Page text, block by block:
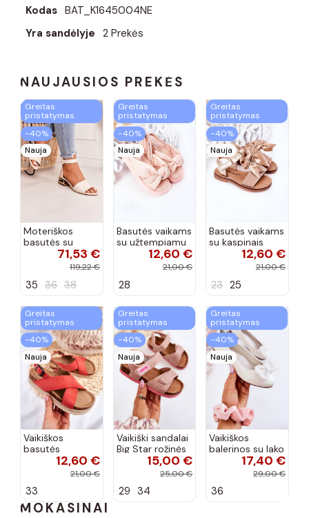
Kodas BAT_K1645004NE
Yra sandėlyje 2 Prekės
NAUJAUSIOS PREKĖS
Greitas
pristatymas
−40%
Nauja
Moteriškos
basutės su
aukso spalvos
kulniukais Laura
spalvos
71,53 €
119,22 €
35 36 38
Greitas
pristatymas
−40%
Nauja
Basutės vaikams
su užtempiamu
užsegimu
rožinės spalvos
12,60 €
21,00 €
28
Greitas
pristatymas
−40%
Nauja
Basutės vaikams
su kaspinais
aukso spalvos
12,60 €
21,00 €
23 25
Greitas
pristatymas
−40%
Nauja
Vaikiškos
basutės
koralinės12,60 €
21,00 €
33
Greitas
pristatymas
−40%
Nauja
Vaikiški sandalai
Big Star rožinės
spalvos15,00 €
25,00 €
29 34
Greitas
pristatymas
−40%
Nauja
Vaikiškos
balerinos su lako
efektu ir
kaspinais baltos
17,40 €
29,00 €
36
MOKASINAI